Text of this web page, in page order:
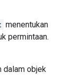
menentukan
permintaan.
dalam objek